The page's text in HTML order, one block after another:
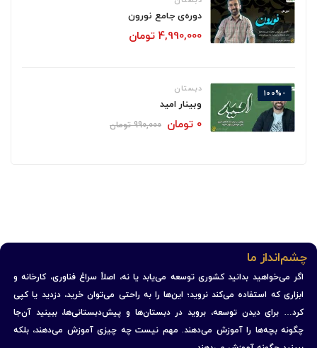
دوره‌ی جامع نورون
4,990,000 تومان
-100% دبستان
وبینار امید
0 تومان 990,000 تومان
چشم‌انداز ما
اگر می‌خواهید بدانید کشوری توسعه می‌یابد یا نه، اصلاً سراغ فناوری، کارخانه و
ابزاری که استفاده می‌کند نروید؛ این‌ها را به راحتی می‌توان خرید، دزدید یا کپی
کرد… برای دیدن توسعه، بروید در دبستان‌ها و پیش‌دبستانی‌ها، ببینید آن‌جا
چگونه بچه‌ها را آموزش می‌دهند. مهم نیست چه چیزی آموزش می‌دهند، بلکه